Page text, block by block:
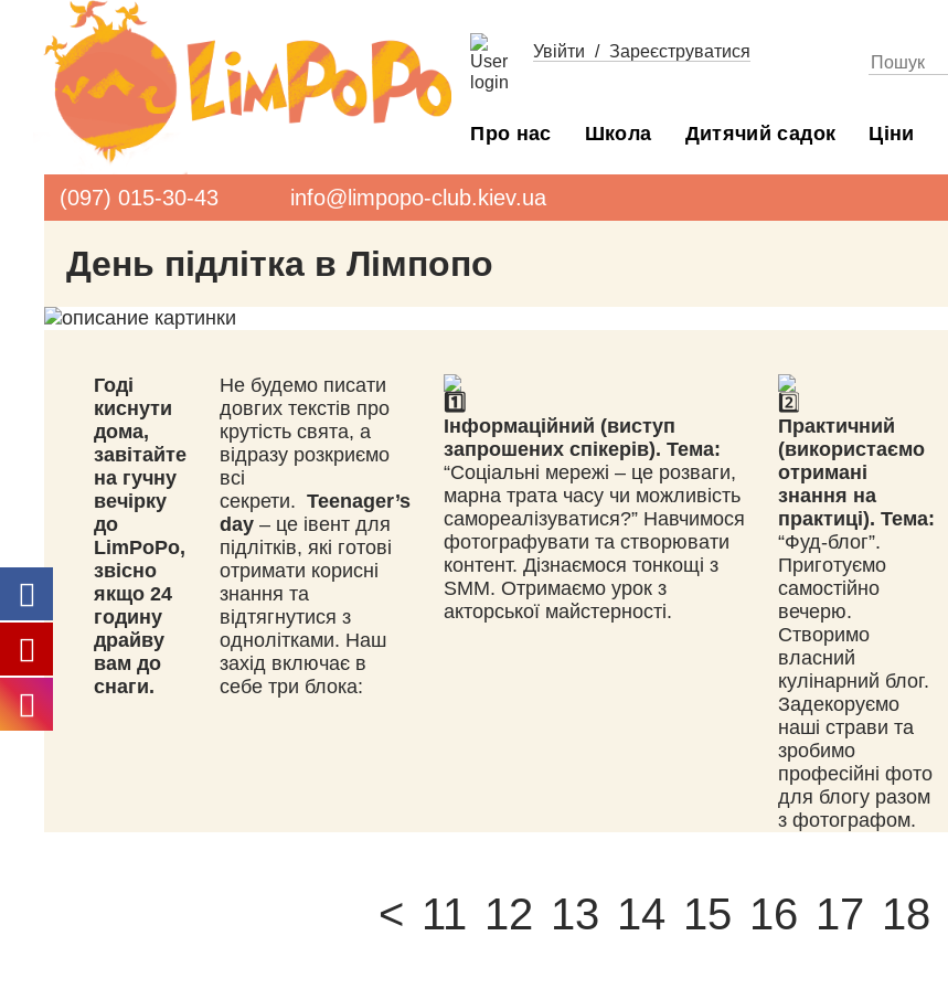
LimPoPo
Увійти / Зареєструватися
Пошук
Про нас Школа Дитячий садок Ціни
(097) 015-30-43 info@limpopo-club.kiev.ua
День підлітка в Лімпопо
Годі
киснути
дома,
завітайте
на гучну
вечірку
до
LimPoPo,
звісно
якщо 24
годину
драйву
вам до
снаги.
Не будемо писати
довгих текстів про
крутість свята, а
відразу розкриємо
всі
секрети. Teenager’s
day – це івент для
підлітків, які готові
отримати корисні
знання та
відтягнутися з
однолітками. Наш
захід включає в
себе три блока:
Інформаційний (виступ
запрошених спікерів). Тема:
“Соціальні мережі – це розваги,
марна трата часу чи можливість
самореалізуватися?” Навчимося
фотографувати та створювати
контент. Дізнаємося тонкощі з
SMM. Отримаємо урок з
акторської майстерності.
Практичний
(використаємо
отримані
знання на
практиці). Тема:
“Фуд-блог”.
Приготуємо
самостійно
вечерю.
Створимо
власний
кулінарний блог.
Задекоруємо
наші страви та
зробимо
професійні фото
для блогу разом
з фотографом.
< 11 12 13 14 15 16 17 18